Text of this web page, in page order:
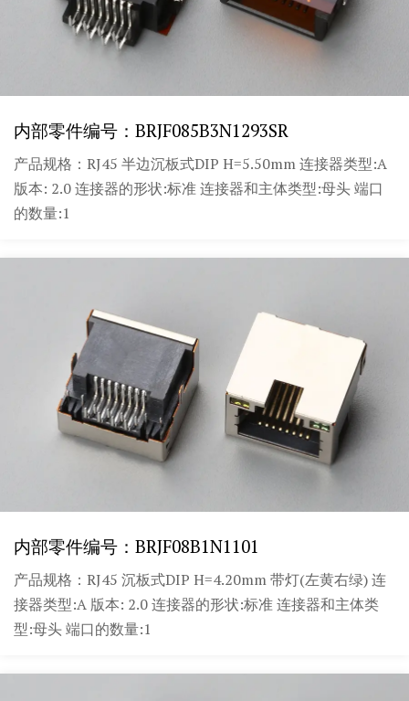
内部零件编号：BRJF085B3N1293SR
产品规格：RJ45 半边沉板式DIP H=5.50mm 连接器类型:A
版本: 2.0 连接器的形状:标准 连接器和主体类型:母头 端口
的数量:1
内部零件编号：BRJF08B1N1101
产品规格：RJ45 沉板式DIP H=4.20mm 带灯(左黄右绿) 连
接器类型:A 版本: 2.0 连接器的形状:标准 连接器和主体类
型:母头 端口的数量:1